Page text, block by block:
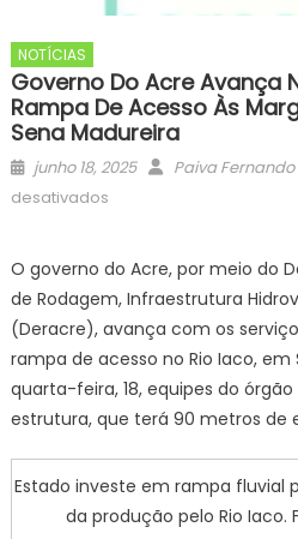
NOTÍCIAS
Governo Do Acre Avança
Rampa De Acesso Às
Sena Madureira
Posted
on
junho 18, 2025 Author
Paiva Fernando
desativadosem
Acre
avança
na
construção
de
rampa
às
margens
O governo do Acre, por meio do
de Rodagem, Infraestrutura
(Deracre), avança com os
rampa de acesso no Rio Iaco, em
quarta-feira, 18, equipes do
estrutura, que terá 90 metros de
Estado investe em rampa fluvial
da produção pelo Rio Iaco.